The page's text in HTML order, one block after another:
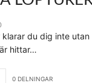
klarar du dig inte
hittar…
0 DELNINGAR